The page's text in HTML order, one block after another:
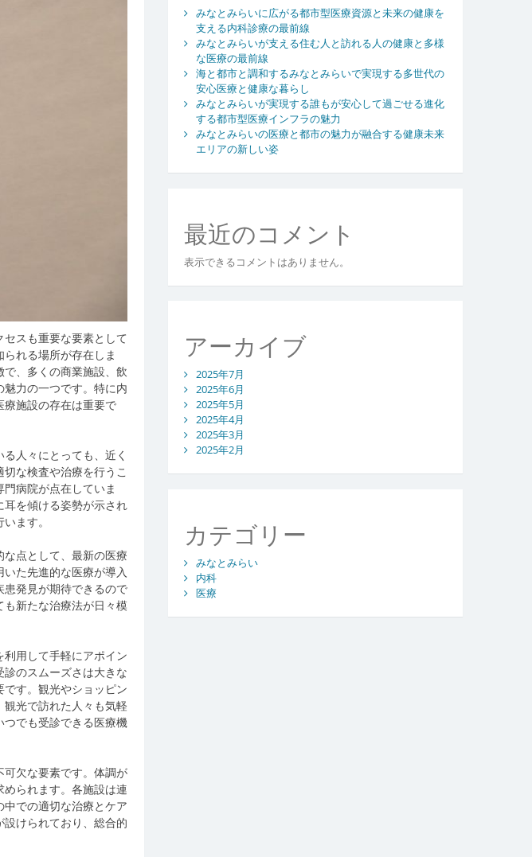
スも重要な要素として
れる場所が存在しま
、多くの商業施設、飲
力の一つです。特に内
施設の存在は重要で
人々にとっても、近く
な検査や治療を行うこ
病院が点在していま
を傾ける姿勢が示され
ます。
点として、最新の医療
た先進的な医療が導入
発見が期待できるので
新たな治療法が日々模
用して手軽にアポイン
のスムーズさは大きな
す。観光やショッピン
光で訪れた人々も気軽
でも受診できる医療機
欠な要素です。体調が
られます。各施設は連
での適切な治療とケア
けられており、総合的
みなとみらいに広がる都市型医療資源と未来の健康を
支える内科診療の最前線
みなとみらいが支える住む人と訪れる人の健康と多様
な医療の最前線
海と都市と調和するみなとみらいで実現する多世代の
安心医療と健康な暮らし
みなとみらいが実現する誰もが安心して過ごせる進化
する都市型医療インフラの魅力
みなとみらいの医療と都市の魅力が融合する健康未来
エリアの新しい姿
最近のコメント
表示できるコメントはありません。
アーカイブ
2025年7月
2025年6月
2025年5月
2025年4月
2025年3月
2025年2月
カテゴリー
みなとみらい
内科
医療